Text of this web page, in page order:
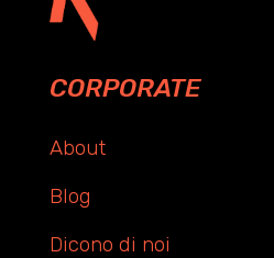
CORPORATE
About
Blog
Dicono di noi